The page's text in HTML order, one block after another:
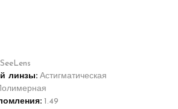
SeeLens
линзы: Астигматическая
1.49